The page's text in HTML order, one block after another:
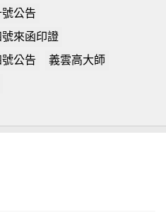
公告
來函印證
公告
義雲高大師